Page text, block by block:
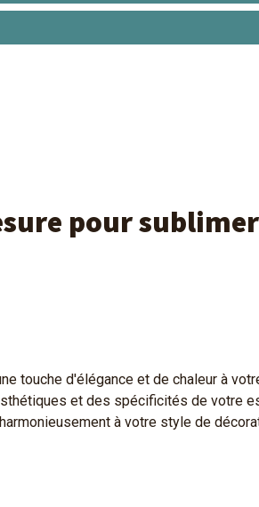
pour
touche d'élégance et de chaleur à
et des spécificités de votre
à votre style de